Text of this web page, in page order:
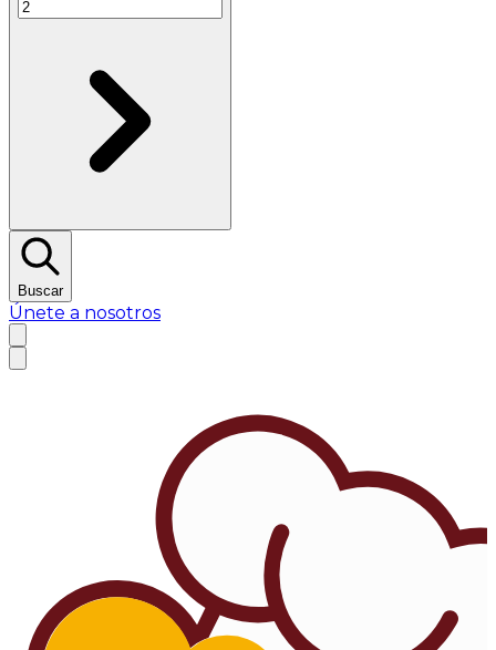
Buscar
Únete a nosotros